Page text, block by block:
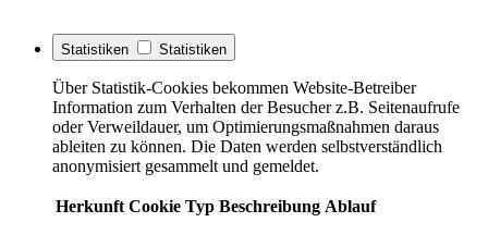
Statistiken Statistiken
Über Statistik-Cookies bekommen Website-Betreiber
Information zum Verhalten der Besucher z.B. Seitenaufrufe
oder Verweildauer, um Optimierungsmaßnahmen daraus
ableiten zu können. Die Daten werden selbstverständlich
anonymisiert gesammelt und gemeldet.
Herkunft Cookie Typ Beschreibung Ablauf